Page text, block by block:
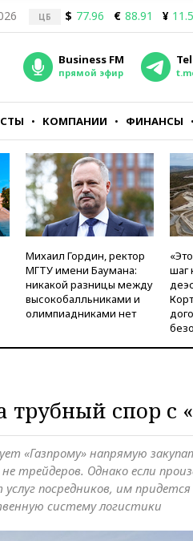
ЦБ $ 77.96 € 88.91 ¥
Business FM
прямой эфир
КОМПАНИИ ФИНАНСЫ
Михаил Гордин, ректор
МГТУ имени Баумана:
никакой разницы между
высокобалльниками и
олимпиадниками нет
шаг
трубный спор с
«Газпрому» напрямую
трейдеров. Однако если
посредников, им
систему логистики